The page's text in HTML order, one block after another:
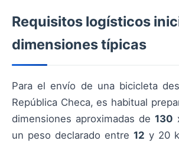
Requisitos logísticos
dimensiones típicas
Para el envío de una bicicleta
República Checa, es habitual
dimensiones aproximadas de 130
un peso declarado entre 12 y 20